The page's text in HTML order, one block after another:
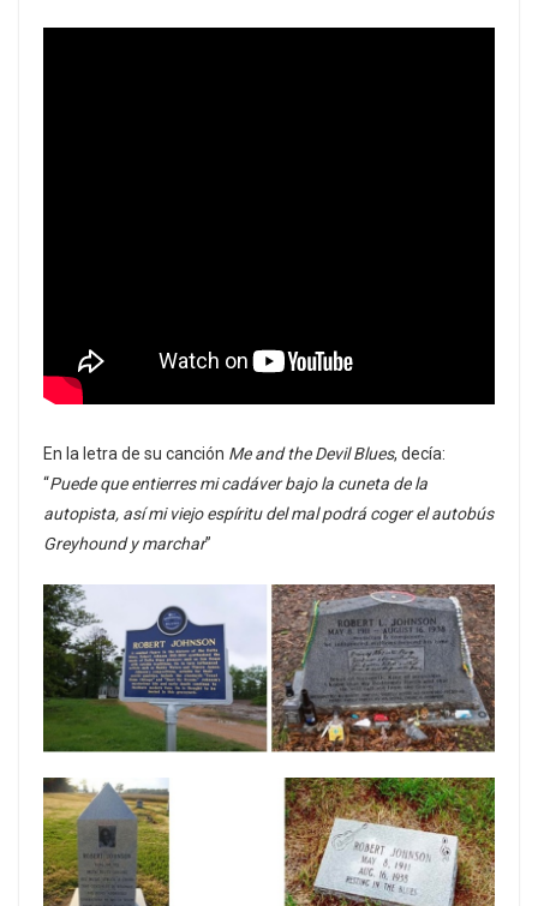
En la letra de su canción Me and the Devil Blues, decía:
“Puede que entierres mi cadáver bajo la cuneta de la
autopista, así mi viejo espíritu del mal podrá coger el autobús
Greyhound y marchar”